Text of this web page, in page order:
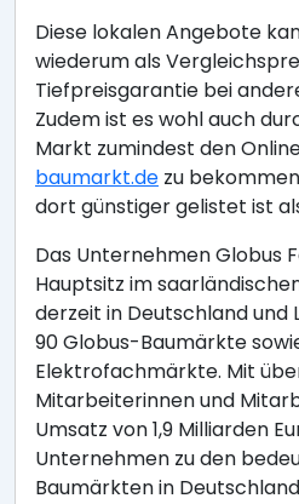
Diese lokalen Angebote
wiederum als
Tiefpreisgarantie bei
Zudem ist es wohl auch
Markt zumindest den
baumarkt.de zu
dort günstiger gelistet ist
Das Unternehmen Globus
Hauptsitz im
derzeit in Deutschland und
90 Globus-Baumärkte
Elektrofachmärkte. Mit
Mitarbeiterinnen und
Umsatz von 1,9 Milliarden
Unternehmen zu den
Baumärkten in